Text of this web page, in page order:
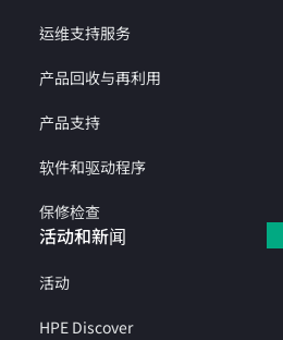
运维支持服务
产品回收与再利用
产品支持
软件和驱动程序
保修检查
活动和新闻
活动
HPE Discover